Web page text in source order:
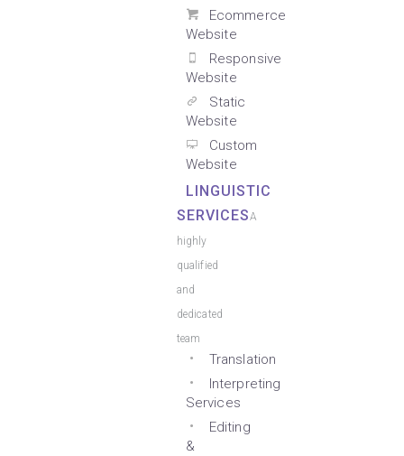
Ecommerce
Website
Responsive
Website
Static
Website
Custom
Website
LINGUISTIC
SERVICESA
highly
qualified
and
dedicated
team
Translation
Interpreting
Services
Editing
&